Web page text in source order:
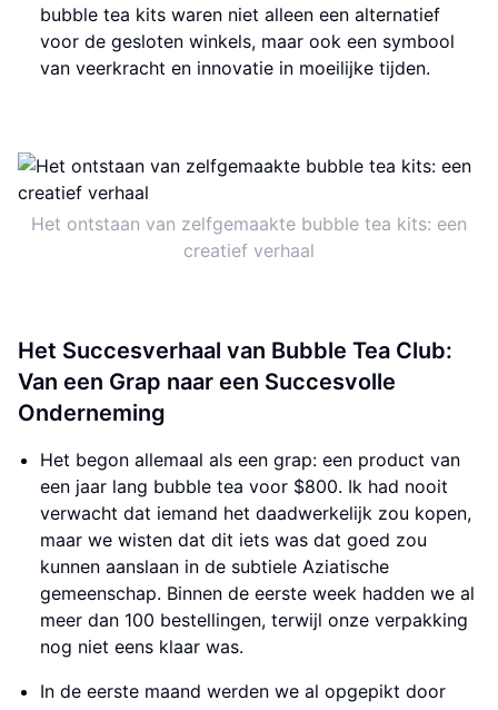
bubble tea kits waren niet alleen een alternatief
voor de gesloten winkels, maar ook een symbool
van veerkracht en innovatie in moeilijke tijden.
Het ontstaan van zelfgemaakte bubble tea kits: een
creatief verhaal
Het Succesverhaal van Bubble Tea Club:
Van een Grap naar een Succesvolle
Onderneming
Het begon allemaal als een grap: een product van
een jaar lang bubble tea voor $800. Ik had nooit
verwacht dat iemand het daadwerkelijk zou kopen,
maar we wisten dat dit iets was dat goed zou
kunnen aanslaan in de subtiele Aziatische
gemeenschap. Binnen de eerste week hadden we al
meer dan 100 bestellingen, terwijl onze verpakking
nog niet eens klaar was.
In de eerste maand werden we al opgepikt door